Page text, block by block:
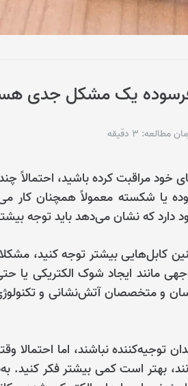
مطالعه: 3 دقیقه
یا شکسته معمولاً همچنان کار
دارد که نشان می‌دهد باید توجه
مانند ایجاد شوک الکتریکی
بهتر است کمی بیشتر فکر